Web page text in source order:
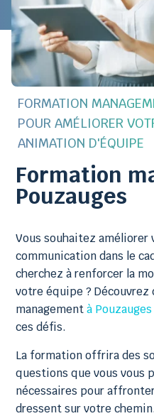
FORMATION
POUR AMÉLIORER
ANIMATION D'ÉQUIPE
Formation
Pouzauges
Vous souhaitez améliorer
communication dans le
cherchez à renforcer la
votre équipe ?
managementà Pouzauges
ces défis.
La formation offrira des
questions que vous vous
nécessaires pour
dressent sur votre